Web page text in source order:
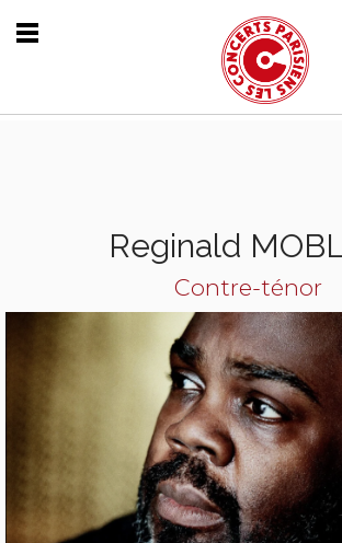
Reginald
Contre-ténor